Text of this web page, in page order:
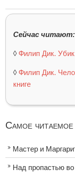
Сейчас читают:
◊ Филип Дик.
◊ Филип Дик.
книге
Самое читаемое
Мастер и
Над пропастью